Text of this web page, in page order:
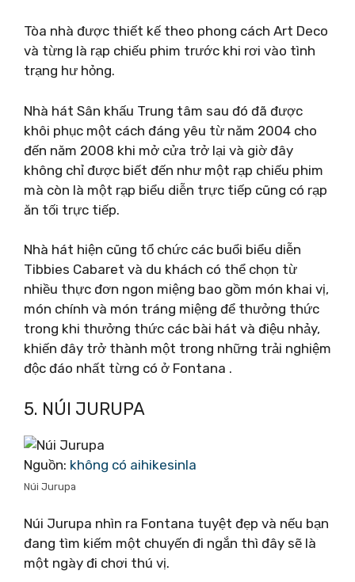
Tòa nhà được thiết kế theo phong cách Art Deco
và từng là rạp chiếu phim trước khi rơi vào tình
trạng hư hỏng.
Nhà hát Sân khấu Trung tâm sau đó đã được
khôi phục một cách đáng yêu từ năm 2004 cho
đến năm 2008 khi mở cửa trở lại và giờ đây
không chỉ được biết đến như một rạp chiếu phim
mà còn là một rạp biểu diễn trực tiếp cũng có rạp
ăn tối trực tiếp.
Nhà hát hiện cũng tổ chức các buổi biểu diễn
Tibbies Cabaret và du khách có thể chọn từ
nhiều thực đơn ngon miệng bao gồm món khai vị,
món chính và món tráng miệng để thưởng thức
trong khi thưởng thức các bài hát và điệu nhảy,
khiến đây trở thành một trong những trải nghiệm
độc đáo nhất từng có ở Fontana .
5. NÚI JURUPA
Nguồn: không có aihikesinla
Núi Jurupa
Núi Jurupa nhìn ra Fontana tuyệt đẹp và nếu bạn
đang tìm kiếm một chuyến đi ngắn thì đây sẽ là
một ngày đi chơi thú vị.